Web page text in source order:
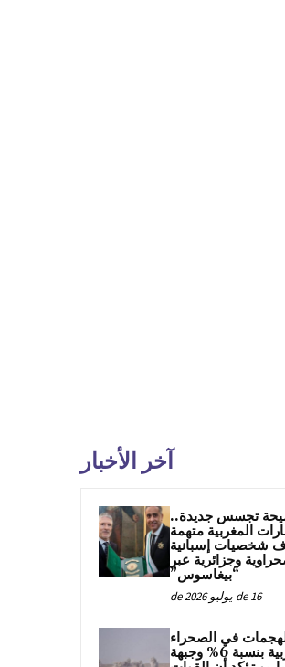
آخر الأخبار
تجسس جديدة..
المغربية متهمة
شخصيات إسبانية
وجزائرية عبر
“بيغاسوس”
16 de يوليو de 2026
في الصحراء
الغربية بنسبة 6% وجبهة